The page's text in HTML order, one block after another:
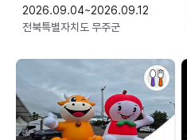
2026.09.04~2026.09.12
전북특별자치도 무주군